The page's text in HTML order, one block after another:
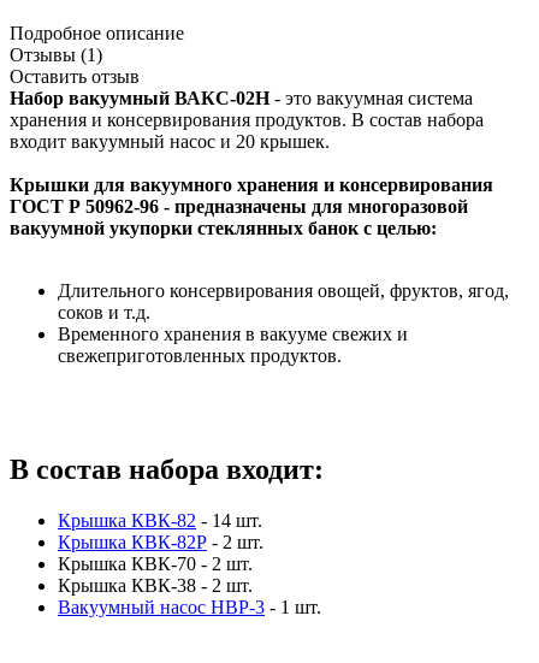
Подробное описание
Отзывы (1)
Оставить отзыв
Набор вакуумный ВАКС-02Н- это вакуумная система
хранения и консервирования продуктов. В состав набора
входит вакуумный насос и 20 крышек.
Крышки для вакуумного хранения и консервирования
ГОСТ Р 50962-96 - предназначены для многоразовой
вакуумной укупорки стеклянных банок с целью:
Длительного консервирования овощей, фруктов, ягод,
соков и т.д.
Временного хранения в вакууме свежих и
свежеприготовленных продуктов.
В состав набора входит:
Крышка КВК-82 - 14 шт.
Крышка КВК-82Р - 2 шт.
Крышка КВК-70 - 2 шт.
Крышка КВК-38 - 2 шт.
Вакуумный насос НВР-3 - 1 шт.